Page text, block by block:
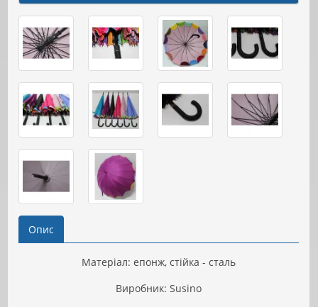
Опис
Матеріал: епонж, стійка - сталь
Виробник: Susino